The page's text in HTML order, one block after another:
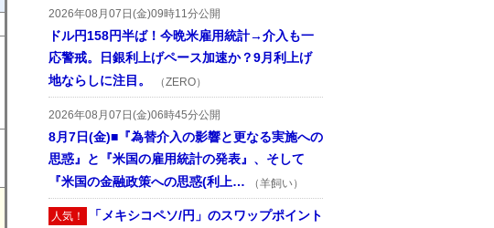
2026年08月07日(金)09時11分公開
ドル円158円半ば！今晩米雇用統計→介入も一
応警戒。日銀利上げペース加速か？9月利上げ
地ならしに注目。
（ZERO）
2026年08月07日(金)06時45分公開
8月7日(金)■『為替介入の影響と更なる実施への
思惑』と『米国の雇用統計の発表』、そして
『米国の金融政策への思惑(利上…
（羊飼い）
人気！ 「メキシコペソ/円」のスワップポイント